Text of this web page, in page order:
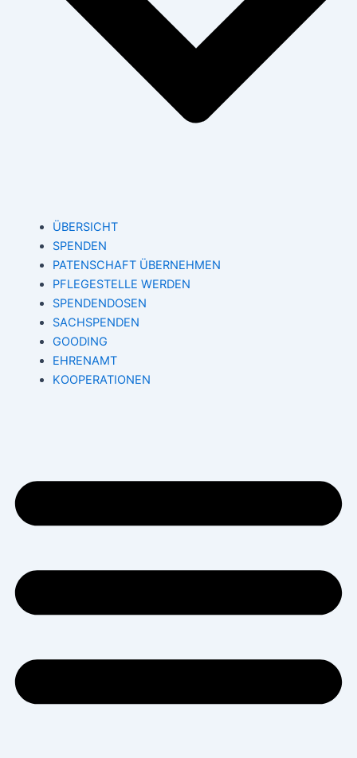
ÜBERSICHT
SPENDEN
PATENSCHAFT ÜBERNEHMEN
PFLEGESTELLE WERDEN
SPENDENDOSEN
SACHSPENDEN
GOODING
EHRENAMT
KOOPERATIONEN